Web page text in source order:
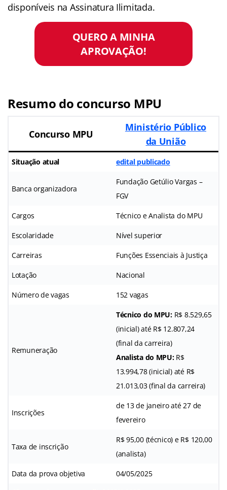
disponíveis na Assinatura Ilimitada.
QUERO A MINHA
APROVAÇÃO!
Resumo do concurso MPU
Concurso MPU
Ministério Público
da União
Situação atual edital publicado
Banca organizadora
Fundação Getúlio Vargas –
FGV
Cargos Técnico e Analista do MPU
Escolaridade Nível superior
Carreiras Funções Essenciais à Justiça
Lotação Nacional
Número de vagas 152 vagas
Remuneração
Técnico do MPU: R$ 8.529,65
(inicial) até R$ 12.807,24
(final da carreira)
Analista do MPU: R$
13.994,78 (inicial) até R$
21.013,03 (final da carreira)
Inscrições
de 13 de janeiro até 27 de
fevereiro
Taxa de inscrição
R$ 95,00 (técnico) e R$ 120,00
(analista)
Data da prova objetiva 04/05/2025